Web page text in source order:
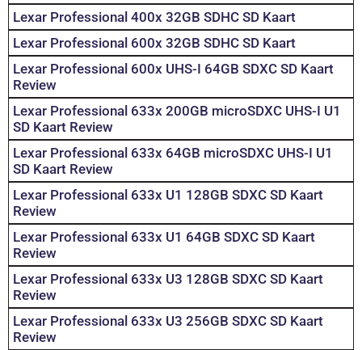
Lexar Professional 400x 32GB SDHC SD Kaart
Lexar Professional 600x 32GB SDHC SD Kaart
Lexar Professional 600x UHS-I 64GB SDXC SD Kaart
Review
Lexar Professional 633x 200GB microSDXC UHS-I U1
SD Kaart Review
Lexar Professional 633x 64GB microSDXC UHS-I U1
SD Kaart Review
Lexar Professional 633x U1 128GB SDXC SD Kaart
Review
Lexar Professional 633x U1 64GB SDXC SD Kaart
Review
Lexar Professional 633x U3 128GB SDXC SD Kaart
Review
Lexar Professional 633x U3 256GB SDXC SD Kaart
Review